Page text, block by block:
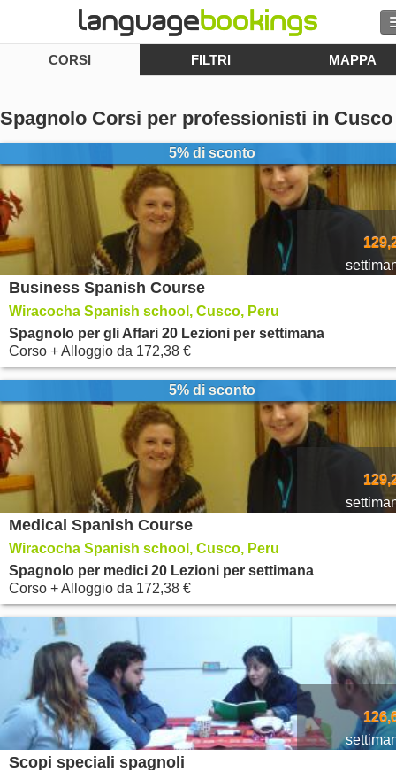
Contattaci
Entra
Aiuto
Lingua
CORSI FILTRI MAPPA
Spagnolo Corsi per professionisti in Cusco
5% di sconto
Business Spanish Course
Wiracocha Spanish school, Cusco, Peru
Spagnolo per gli Affari 20 Lezioni per settimana
Corso + Alloggio da 172,38 €
5% di sconto
Medical Spanish Course
Wiracocha Spanish school, Cusco, Peru
Spagnolo per medici 20 Lezioni per settimana
Corso + Alloggio da 172,38 €
Scopi speciali spagnoli